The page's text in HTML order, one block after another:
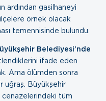
ardından gasilhaneyi
örnek olacak
temennisinde bulundu.
Belediyesi’nde
ifade eden
Ama ölümden sonra
uğraş. Büyükşehir
cenazelerindeki tüm